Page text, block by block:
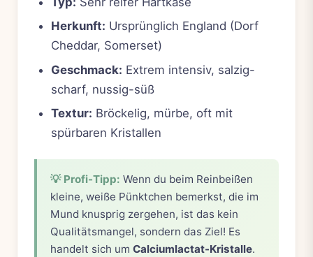
Herkunft: Ursprünglich England (Dorf
Cheddar, Somerset)
Geschmack: Extrem intensiv, salzig-
scharf, nussig-süß
Textur: Bröckelig, mürbe, oft mit
spürbaren Kristallen
💡 Profi-Tipp: Wenn du beim Reinbeißen
kleine, weiße Pünktchen bemerkst, die im
Mund knusprig zergehen, ist das kein
Qualitätsmangel, sondern das Ziel! Es
handelt sich umCalciumlactat-Kristalle.